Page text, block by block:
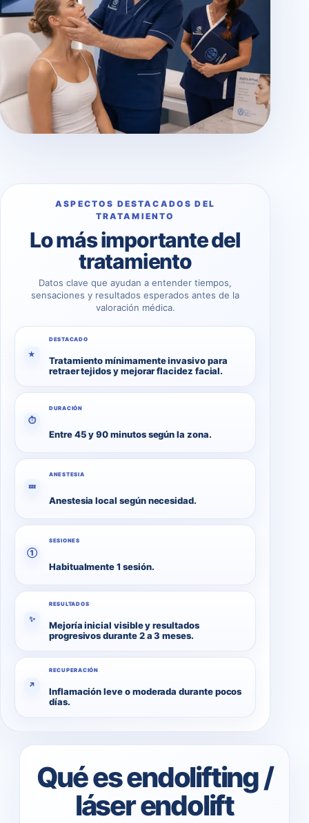
ASPECTOS DESTACADOS DEL
TRATAMIENTO
Lo más importante del
tratamiento
Datos clave que ayudan a entender tiempos,
sensaciones y resultados esperados antes de la
valoración médica.
★
DESTACADO
Tratamiento mínimamente invasivo para
retraer tejidos y mejorar flacidez facial.
⏱
DURACIÓN
Entre 45 y 90 minutos según la zona.
💤
ANESTESIA
Anestesia local según necesidad.
①
SESIONES
Habitualmente 1 sesión.
✨
RESULTADOS
Mejoría inicial visible y resultados
progresivos durante 2 a 3 meses.
↗
RECUPERACIÓN
Inflamación leve o moderada durante pocos
días.
Qué es endolifting /
láser endolift